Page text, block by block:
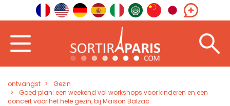
ontvangst
Gezin
Goed plan: een weekend vol workshops voor kinderen en een
concert voor het hele gezin, bij Maison Balzac.